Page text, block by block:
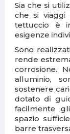
Sia che si
che si
tettuccio è
esigenze
Sono
rende
corrosione.
alluminio,
sostenere
dotato di
facilmente
spazio
barre